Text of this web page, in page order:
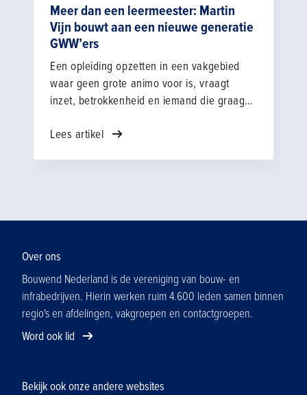
al verder met datagedreven werken. Wat
werkt in de praktijk en waar begin je?
Meer dan een leermeester: Martin
Vijn bouwt aan een nieuwe generatie
GWW’ers
Een opleiding opzetten in een vakgebied
waar geen grote animo voor is, vraagt
inzet, betrokkenheid en iemand die graag
werk’ vindt. Bij de nieuwe Grond-, Weg- en
deze opleiding, die in goede samenwerking
aangeboden via het ROC van Amsterdam.
Wat begon met één leerling, groeide in een
jaar uit tot een klas van 23.
Lees artikel
Over ons
Bouwend Nederland is de vereniging van bouw- en
infrabedrijven. Hierin werken ruim 4.600 leden samen binnen
regio's en afdelingen, vakgroepen en contactgroepen.
Word ook lid
Bekijk ook onze andere websites